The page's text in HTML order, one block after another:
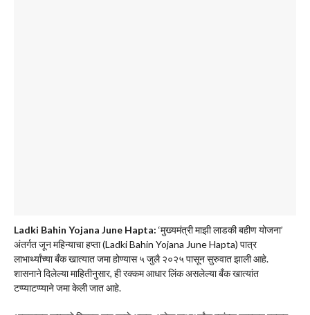
Ladki Bahin Yojana June Hapta: ‘मुख्यमंत्री माझी लाडकी बहीण योजना’
अंतर्गत जून महिन्याचा हप्ता (Ladki Bahin Yojana June Hapta) पात्र
लाभार्थ्यांच्या बँक खात्यात जमा होण्यास ५ जुलै २०२५ पासून सुरुवात झाली आहे.
शासनाने दिलेल्या माहितीनुसार, ही रक्कम आधार लिंक असलेल्या बँक खात्यांत
टप्प्याटप्प्याने जमा केली जात आहे.